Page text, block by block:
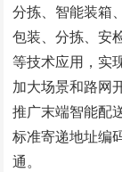
分拣、智能装箱
包装、分拣、安
等技术应用，实
加大场景和路网
推广末端智能配
标准寄递地址编
通。